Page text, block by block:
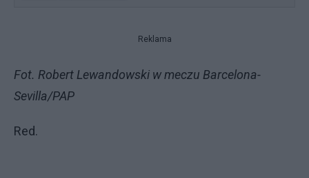
Reklama
Fot. Robert Lewandowski w meczu Barcelona-
Sevilla/PAP
Red.